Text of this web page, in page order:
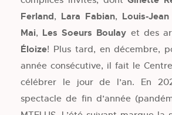
Ferland, Lara Fabian, Louis-
Mai, Les Soeurs Boulay et des
Éloize! Plus tard, en décembre,
année consécutive, il fait le
célébrer le jour de l’an. En
spectacle de fin d’année